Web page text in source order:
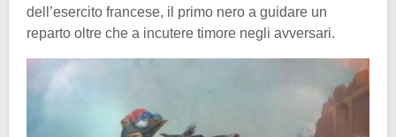
dell’esercito francese, il primo nero a guidare un
reparto oltre che a incutere timore negli avversari.